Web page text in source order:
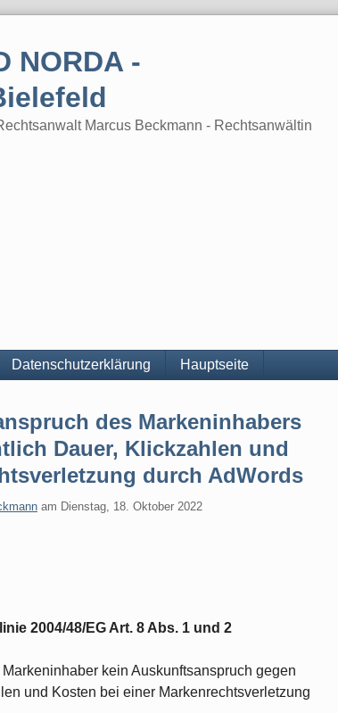
NORDA -
Marcus Beckmann - Rechtsanwältin
Datenschutzerklärung Hauptseite
des Markeninhabers
Dauer, Klickzahlen und
durch AdWords
am Dienstag, 18. Oktober 2022
2004/48/EG Art. 8 Abs. 1 und 2
kein Auskunftsanspruch gegen
und Kosten bei einer Markenrechtsverletzung